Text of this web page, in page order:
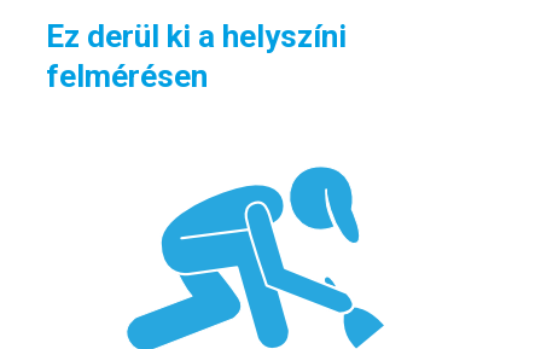
Ez derül ki a helyszíni
felmérésen